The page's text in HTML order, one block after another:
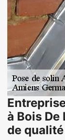
à Bois De
de qualité